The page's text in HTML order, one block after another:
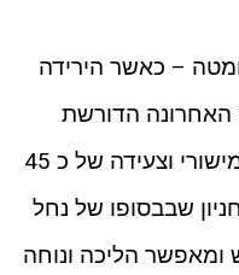
ממוספרים החל מ 30 ומטה – כאשר הירידה
הירידה האחרונה הדורשת
חבל עיגון ולאחרי הערוץ נהיה מישורי וצעידה של כ 45
לחניון שבבסופו של נחל
ומאפשר הליכה ונוחה